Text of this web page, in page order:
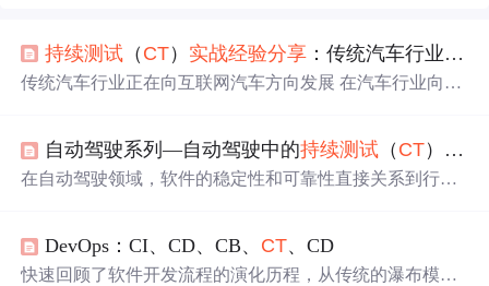
持续测试 （ CT） 实战经验分享 ：传统汽车行业正在向互联网汽车方向发展 | 什么是
传统汽车行业正在向互联网汽车方向发展 在汽车行业向
应功能域分类集成，域控制器的代码量也与日俱增。SOA
的开发模式实现各软件功能模块间解耦，帮助软件团队缩
障。随着开发模式的变革，迭代测试
变得周期短而频繁，
持续测试将为软件产品提供快速的质量保证。......
自动驾驶系列—自动驾驶中的持续测试 （ CT）：保障软件质量的关键环节
在自动驾驶领域，软件的稳定性和可靠性直接关系到行车
题。随着持续 集成（CI）和持续部署（CD）在自动驾驶开
发中的应用愈加广泛，**持续测试（ CT）**作为保障系统
DevOps：CI、CD、CB、 CT、CD
快速回顾了软件开发流程的演化历程，从传统的瀑布模型